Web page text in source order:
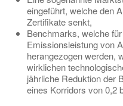
eingeführt, welche den
Zertifikate senkt,
Benchmarks, welche
Emissionsleistung von
herangezogen werden,
wirklichen
jährliche Reduktion der
eines Korridors von 0,2